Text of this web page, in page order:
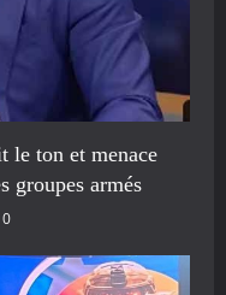
le ton et menace
groupes armés
0